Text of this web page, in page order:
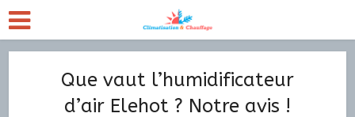
Que vaut l’humidificateur
d’air Elehot ? Notre avis !